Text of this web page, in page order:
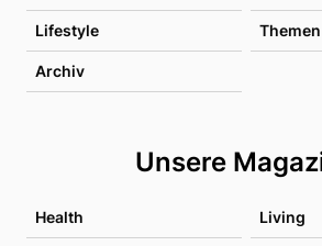
Lifestyle Themen
Archiv
Unsere
Health Living